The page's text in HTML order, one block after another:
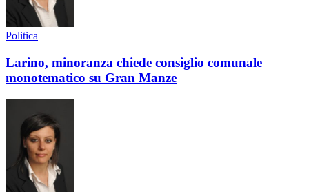
Politica
Larino, minoranza chiede consiglio comunale
monotematico su Gran Manze